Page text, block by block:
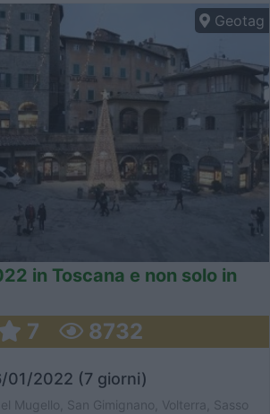
Geotag
in Toscana e non solo in
7 8732
2022 (7 giorni)
Mugello, San Gimignano, Volterra, Sasso